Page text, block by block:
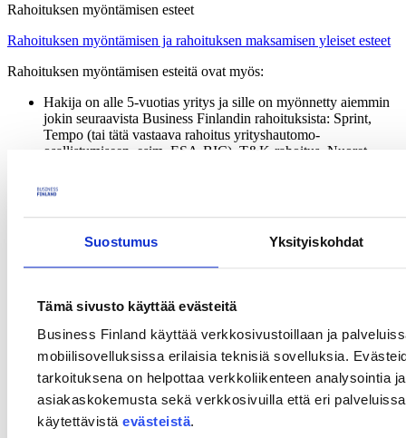
Suostumus Yksityiskohdat
Tämä sivusto käyttää evästeitä
Business Finland käyttää verkkosivustoillaan ja
mobiilisovelluksissa erilaisia teknisiä sovelluksia.
tarkoituksena on helpottaa verkkoliikenteen analysointia
asiakaskokemusta sekä verkkosivuilla että eri
käytettävistä evästeistä.
Rahoituksen myöntämisen esteet
Rahoituksen myöntämisen ja rahoituksen maksamisen yleiset esteet
Rahoituksen myöntämisen esteitä ovat myös:
Hakija on alle 5-vuotias yritys ja sille on myönnetty aiemmin
jokin seuraavista Business Finlandin rahoituksista: Sprint,
Tempo (tai tätä vastaava rahoitus yrityshautomo-
osallistumiseen, esim. ESA-BIC), T&K-rahoitus, Nuoret
Hakijalle, samaan konserniin kuuluvalle yritykselle tai muulle
yritykselle on myönnetty aiemmin saman ratkaisun
kehittämiseen tai kaupallistamiseen jokin edellä mainituista
Hakijan de minimis -kiintiö ylittyy. Samaan konserniin tai
määräysvaltaan kuuluville yrityksille myönnetyt de minimis -
Hakija on EU-määritelmän mukaisesti vaikeuksissa oleva
yritys. Vaikeuksissa olevan yrityksen määritelmä on esitetty
Rahoituksen esteet -verkkosivulla.
Projekti kohdistuu toimialalle, johon ei voida myöntää de
minimis -muotoista rahoitusta (maatalouden, kalastuksen ja
vesiviljelyn alkutuotanto)
Hakija on yksityinen elinkeinoharjoittaja, toiminimi, avoin
yhtiö, kommandiittiyhtiö, osuuskunta, julkinen tai voittoa
tavoittelematon organisaatio, säätiö tai yhdistys